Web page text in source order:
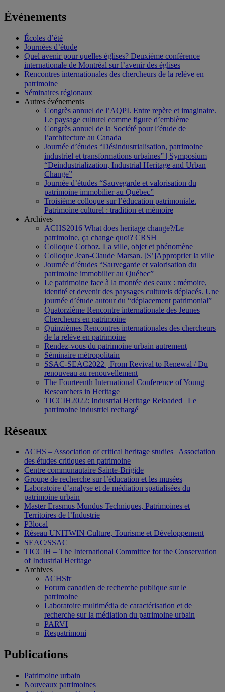
Événements
Écoles d’été
Journées d’étude
Quel avenir pour quelles églises? Deuxième conférence
internationale de Montréal sur l’avenir des églises
Rencontres internationales des chercheurs de la relève en
patrimoine
Séminaires régionaux
Autres événements
Congrès annuel de l’AQPI. Entre repère et imaginaire.
Le paysage culturel comme figure d’emblème
Congrès annuel de la Société pour l’étude de
l’architecture au Canada
Journée d’études “Désindustrialisation, patrimoine
industriel et transformations urbaines” | Symposium
“Deindustrialization, Industrial Heritage and Urban
Change”
Journée d’études “Sauvegarde et valorisation du
patrimoine immobilier au Québec”
Troisième colloque sur l’éducation patrimoniale.
Patrimoine culturel : tradition et mémoire
Archives
ACHS2016 What does heritage change?/Le
patrimoine, ça change quoi? CRSH
Colloque Corboz. La ville, objet et phénomène
Colloque Jean-Claude Marsan. [S’]Approprier la ville
Journée d’études “Sauvegarde et valorisation du
patrimoine immobilier au Québec”
Le patrimoine face à la montée des eaux : mémoire,
identité et devenir des paysages culturels déplacés. Une
journée d’étude autour du “déplacement patrimonial”
Quatorzième Rencontre internationale des Jeunes
Chercheurs en patrimoine
Quinzièmes Rencontres internationales des chercheurs
de la relève en patrimoine
Rendez-vous du patrimoine urbain autrement
Séminaire métropolitain
SSAC-SEAC2022 | From Revival to Renewal / Du
renouveau au renouvellement
The Fourteenth International Conference of Young
Researchers in Heritage
TICCIH2022: Industrial Heritage Reloaded | Le
patrimoine industriel rechargé
Réseaux
ACHS – Association of critical heritage studies | Association
des études critiques en patrimoine
Centre communautaire Sainte-Brigide
Groupe de recherche sur l’éducation et les musées
Laboratoire d’analyse et de médiation spatialisées du
patrimoine urbain
Master Erasmus Mundus Techniques, Patrimoines et
Territoires de l’Industrie
P3local
Réseau UNITWIN Culture, Tourisme et Développement
SEAC/SSAC
TICCIH – The International Committee for the Conservation
of Industrial Heritage
Archives
ACHSfr
Forum canadien de recherche publique sur le
patrimoine
Laboratoire multimédia de caractérisation et de
recherche sur la médiation du patrimoine urbain
PARVI
Respatrimoni
Publications
Patrimoine urbain
Nouveaux patrimoines